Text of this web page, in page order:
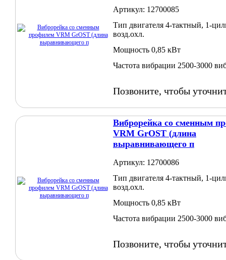
Артикул: 12700085
Тип двигателя 4-тактный, 1-
возд.охл.
Мощность 0,85 кВт
Частота вибрации 2500-3000
Позвоните, чтобы
Виброрейка со сменным
VRM GrOST (длина
выравнивающего п
Артикул: 12700086
Тип двигателя 4-тактный, 1-
возд.охл.
Мощность 0,85 кВт
Частота вибрации 2500-3000
Позвоните, чтобы